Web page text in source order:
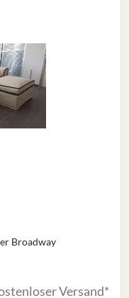
Broadway
Versand*